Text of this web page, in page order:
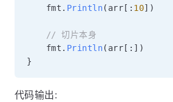
	fmt
. Println( arr [ : 10] )
// 切片本身
	fmt
. Println( arr [ : ] )
}
代码输出: